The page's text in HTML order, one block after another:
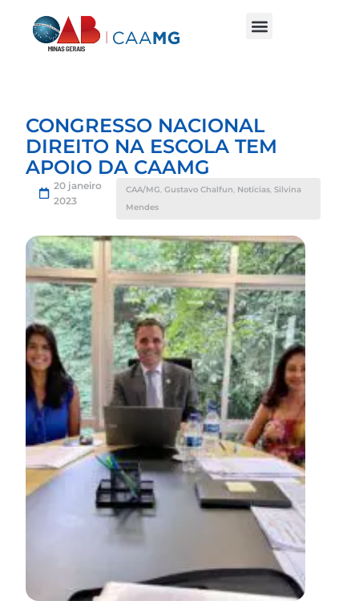
CONGRESSO NACIONAL
DIREITO NA ESCOLA TEM
APOIO DA CAAMG
20 janeiro
2023
CAA/MG,Gustavo Chalfun, Notícias,Silvina
Mendes